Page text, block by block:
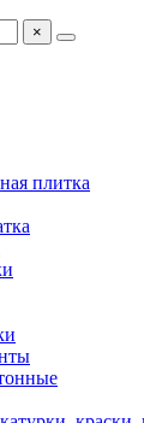
×
плитка